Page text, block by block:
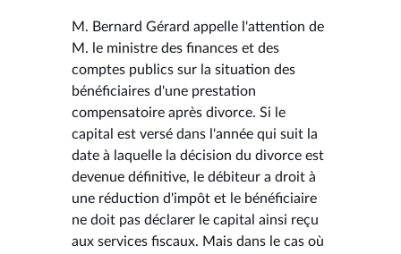
M. Bernard Gérard appelle l'attention de
M. le ministre des finances et des
comptes publics sur la situation des
bénéficiaires d'une prestation
compensatoire après divorce. Si le
capital est versé dans l'année qui suit la
date à laquelle la décision du divorce est
devenue définitive, le débiteur a droit à
une réduction d'impôt et le bénéficiaire
ne doit pas déclarer le capital ainsi reçu
aux services fiscaux. Mais dans le cas où